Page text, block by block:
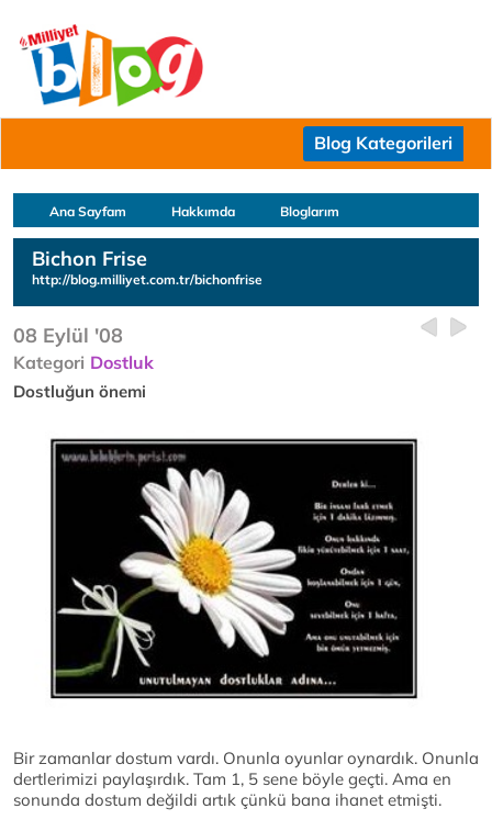
Blog Kategorileri
Ana Sayfam Hakkımda Bloglarım
Bichon Frise
http://blog.milliyet.com.tr/bichonfrise
08 Eylül '08
Kategori Dostluk
Dostluğun önemi
Bir zamanlar dostum vardı. Onunla oyunlar oynardık. Onunla
dertlerimizi paylaşırdık. Tam 1, 5 sene böyle geçti. Ama en
sonunda dostum değildi artık çünkü bana ihanet etmişti.